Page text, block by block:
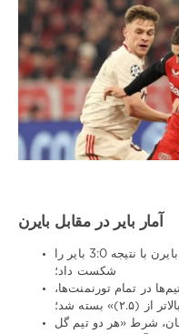
آمار بایر در مقابل بایرن
در دور اول بوندسلیگای فعلی آلمان، بایرن با نتیجه 3:0 بایر را
شکست داد؛
در تمام تورنمنت‌ها،
بسته شد؛
شرط «هر دو تیم گل